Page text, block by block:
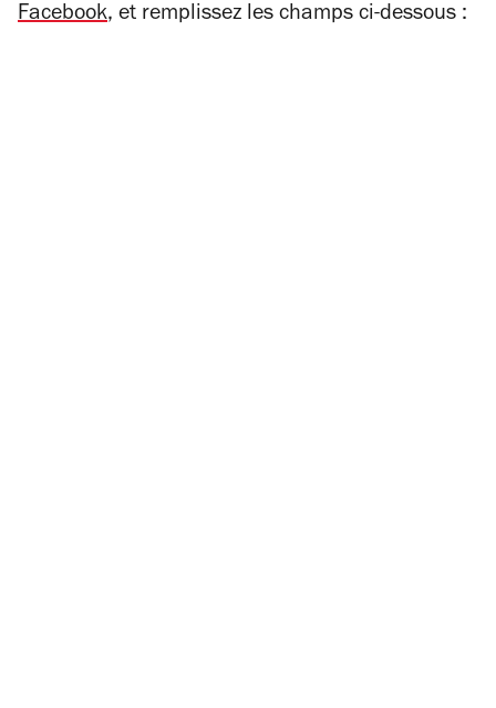
Facebook, et remplissez les champs ci-dessous :